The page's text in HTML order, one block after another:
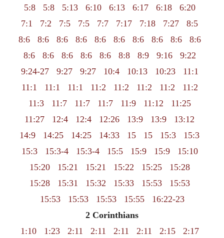
5:8
5:8 5:13 6:10 6:13 6:17 6:18
6:20
7:1
7:2 7:5 7:5 7:7 7:17 7:18 7:27
8:5
8:6
8:6 8:6 8:6 8:6 8:6 8:6 8:6 8:6
8:6
8:6
8:6 8:6 8:6 8:6 8:8 8:9 9:16
9:22
9:24-27
9:27 9:27 10:4 10:13 10:23
11:1
11:1
11:1 11:1 11:2 11:2 11:2 11:2
11:2
11:3
11:7 11:7 11:7 11:9 11:12
11:25
11:27
12:4 12:4 12:26 13:9 13:9
13:12
14:9
14:25 14:25 14:33 15 15 15:3
15:3
15:3
15:3-4 15:3-4 15:5 15:9 15:9
15:10
15:20
15:21 15:21 15:22 15:25
15:28
15:28
15:31 15:32 15:33 15:53
15:53
15:53
15:53 15:53 15:55
16:22-23
2 Corinthians
1:10
1:23 2:11 2:11 2:11 2:11 2:15
2:17